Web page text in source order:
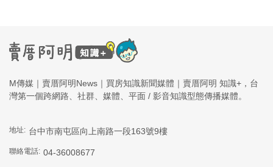
M傳媒｜賣厝阿明News｜買房知識新聞媒體｜賣厝阿明 知識+，台
灣第一個跨網路、社群、媒體、平面 / 影音知識型態傳播媒體。
地址: 台中市南屯區向上南路一段163號9樓
聯絡電話: 04-36008677